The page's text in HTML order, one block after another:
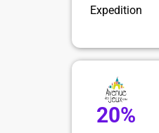
Expedition
20%